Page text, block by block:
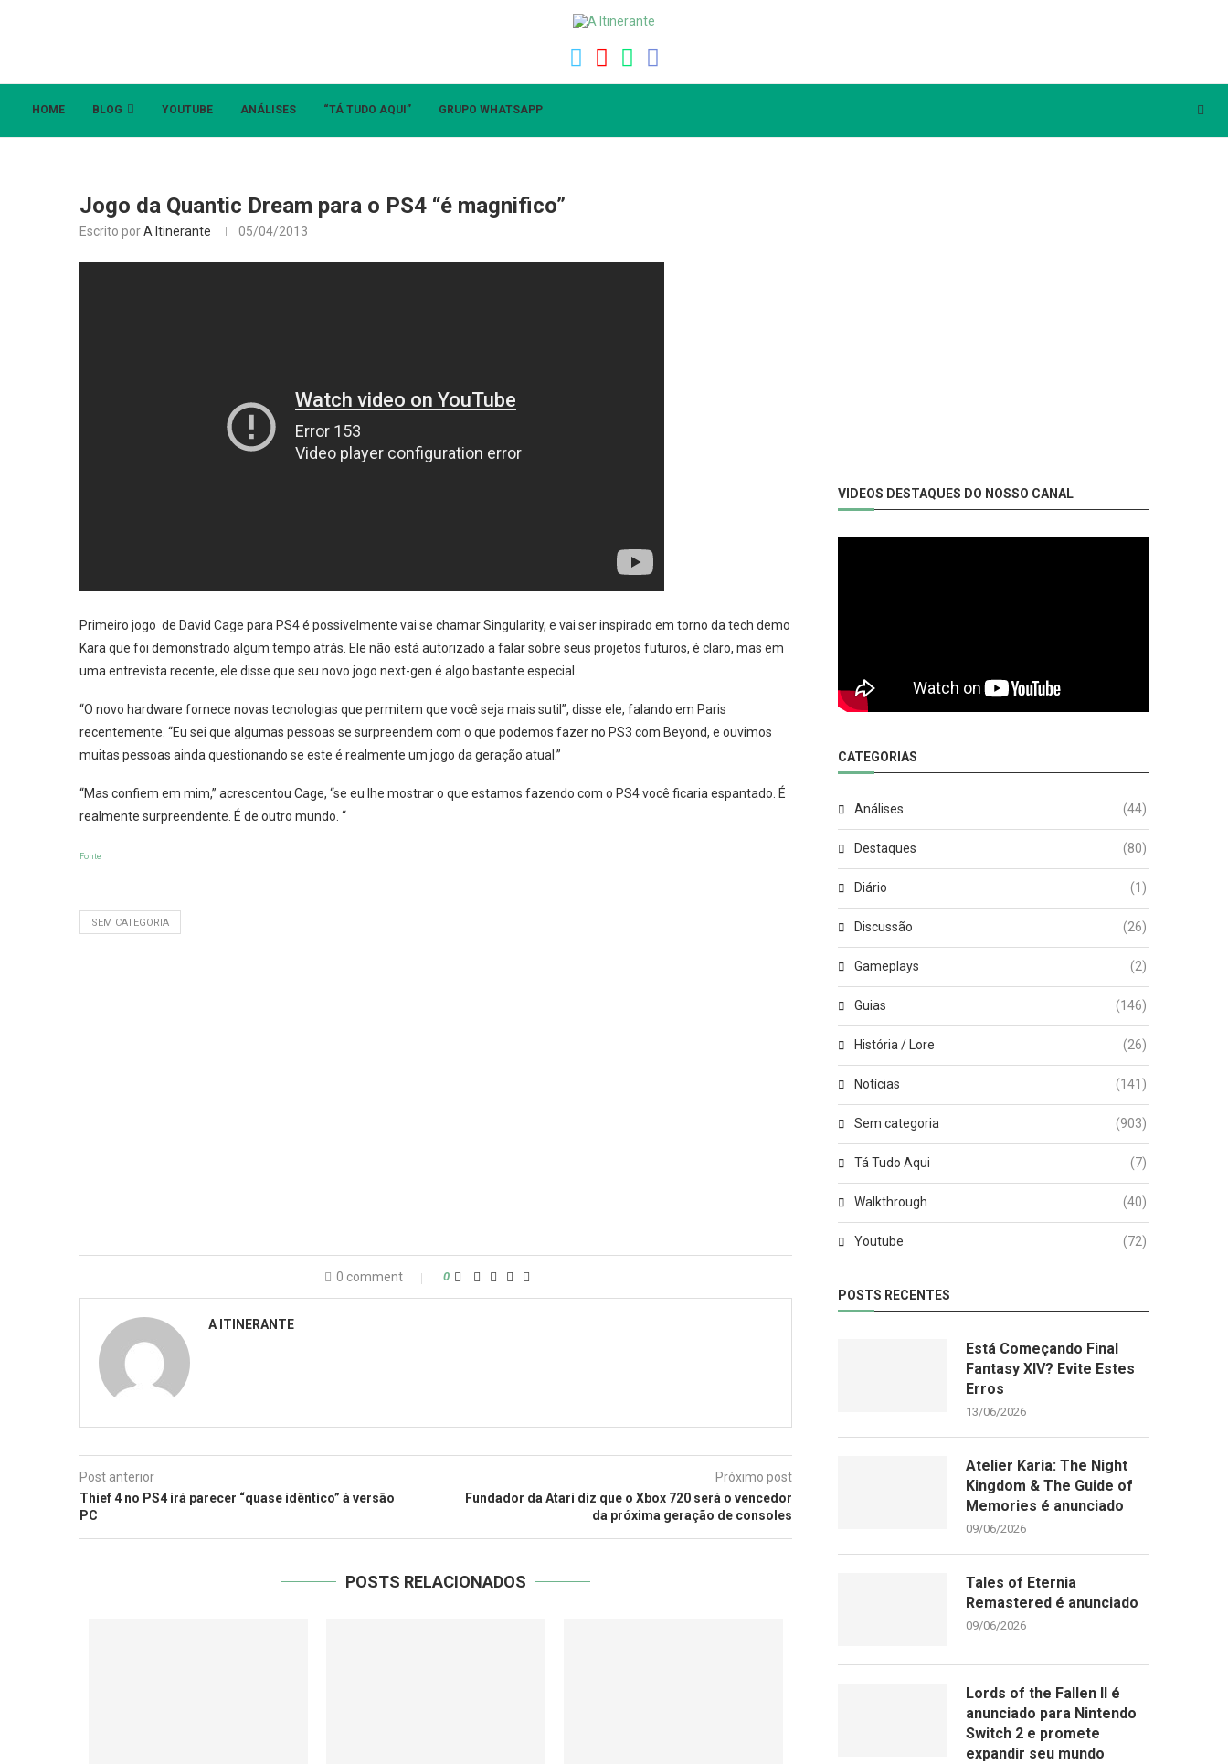
HOME BLOG YOUTUBE ANÁLISES “TÁ TUDO AQUI” GRUPO WHATSAPP
Jogo da Quantic Dream para o PS4 “é magnifico”
Escrito porA Itinerante 05/04/2013
Primeiro jogo de David Cage para PS4 é possivelmente vai se chamar Singularity, e vai ser inspirado em torno da tech demo
Kara que foi demonstrado algum tempo atrás. Ele não está autorizado a falar sobre seus projetos futuros, é claro, mas em
uma entrevista recente, ele disse que seu novo jogo next-gen é algo bastante especial.
“O novo hardware fornece novas tecnologias que permitem que você seja mais sutil”, disse ele, falando em Paris
recentemente. “Eu sei que algumas pessoas se surpreendem com o que podemos fazer no PS3 com Beyond, e ouvimos
muitas pessoas ainda questionando se este é realmente um jogo da geração atual.”
“Mas confiem em mim,” acrescentou Cage, “se eu lhe mostrar o que estamos fazendo com o PS4 você ficaria espantado. É
realmente surpreendente. É de outro mundo. “
Fonte
SEM CATEGORIA
0 comment 0
A ITINERANTE
Post anterior
Thief 4 no PS4 irá parecer “quase idêntico” à versão
PC
Próximo post
Fundador da Atari diz que o Xbox 720 será o vencedor
da próxima geração de consoles
POSTS RELACIONADOS
VIDEOS DESTAQUES DO NOSSO CANAL
CATEGORIAS
Análises (44)
Destaques (80)
Diário (1)
Discussão (26)
Gameplays (2)
Guias (146)
História / Lore (26)
Notícias (141)
Sem categoria (903)
Tá Tudo Aqui (7)
Walkthrough (40)
Youtube (72)
POSTS RECENTES
Está Começando Final
Fantasy XIV? Evite Estes
Erros
13/06/2026
Atelier Karia: The Night
Kingdom & The Guide of
Memories é anunciado
09/06/2026
Tales of Eternia
Remastered é anunciado
09/06/2026
Lords of the Fallen II é
anunciado para Nintendo
Switch 2 e promete
expandir seu mundo